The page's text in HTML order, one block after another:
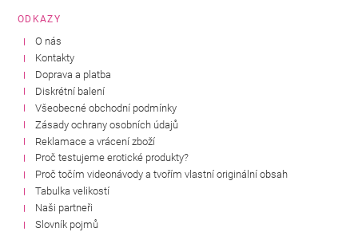
ODKAZY
O nás
Kontakty
Doprava a platba
Diskrétní balení
Všeobecné obchodní podmínky
Zásady ochrany osobních údajů
Reklamace a vrácení zboží
Proč testujeme erotické produkty?
Proč točím videonávody a tvořím vlastní originální obsah
Tabulka velikostí
Naši partneři
Slovník pojmů